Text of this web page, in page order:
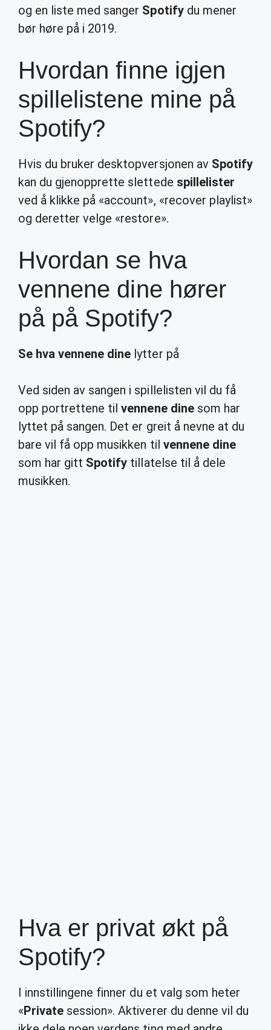
og en liste med sanger Spotifydu mener
bør høre på i 2019.
Hvordan finne igjen
spillelistene mine på
Spotify?
Hvis du bruker desktopversjonen av Spotify
kan du gjenopprette slettede spillelister
ved å klikke på «account», «recover playlist»
og deretter velge «restore».
Hvordan se hva
vennene dine hører
på på Spotify?
Se hva vennene dine lytter på
Ved siden av sangen i spillelisten vil du få
opp portrettene tilvennene dinesom har
lyttet på sangen. Det er greit å nevne at du
bare vil få opp musikken til vennene dine
som har gitt Spotify tillatelse til å dele
musikken.
Hva er privat økt på
Spotify?
I innstillingene finner du et valg som heter
«Private session». Aktiverer du denne vil du